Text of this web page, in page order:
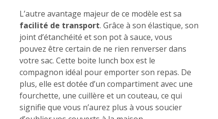
L’autre avantage majeur de ce modèle est sa
facilité de transport. Grâce à son élastique, son
joint d’étanchéité et son pot à sauce, vous
pouvez être certain de ne rien renverser dans
votre sac. Cette boite lunch box est le
compagnon idéal pour emporter son repas. De
plus, elle est dotée d’un compartiment avec une
fourchette, une cuillère et un couteau, ce qui
signifie que vous n’aurez plus à vous soucier